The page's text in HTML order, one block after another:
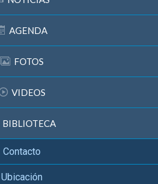
AGENDA
FOTOS
VIDEOS
BIBLIOTECA
Contacto
Ubicación